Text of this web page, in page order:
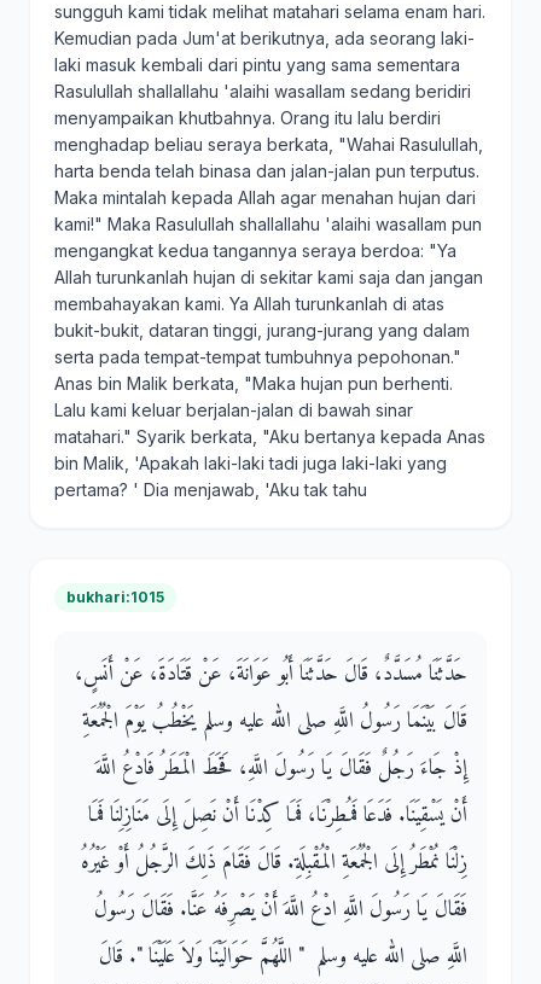
sungguh kami tidak melihat matahari selama enam hari.
Kemudian pada Jum'at berikutnya, ada seorang laki-
laki masuk kembali dari pintu yang sama sementara
Rasulullah shallallahu 'alaihi wasallam sedang beridiri
menyampaikan khutbahnya. Orang itu lalu berdiri
menghadap beliau seraya berkata, "Wahai Rasulullah,
harta benda telah binasa dan jalan-jalan pun terputus.
Maka mintalah kepada Allah agar menahan hujan dari
kami!" Maka Rasulullah shallallahu 'alaihi wasallam pun
mengangkat kedua tangannya seraya berdoa: "Ya
Allah turunkanlah hujan di sekitar kami saja dan jangan
membahayakan kami. Ya Allah turunkanlah di atas
bukit-bukit, dataran tinggi, jurang-jurang yang dalam
serta pada tempat-tempat tumbuhnya pepohonan."
Anas bin Malik berkata, "Maka hujan pun berhenti.
Lalu kami keluar berjalan-jalan di bawah sinar
matahari." Syarik berkata, "Aku bertanya kepada Anas
bin Malik, 'Apakah laki-laki tadi juga laki-laki yang
pertama? ' Dia menjawab, 'Aku tak tahu
bukhari:1015
حَدَّثَنَا مُسَدَّدٌ، قَالَ حَدَّثَنَا أَبُو عَوَانَةَ، عَنْ قَتَادَةَ، عَنْ أَنَسٍ،
قَالَ بَيْنَمَا رَسُولُ اللَّهِ صلى الله عليه وسلم يَخْطُبُ يَوْمَ الْجُمُعَةِ
إِذْ جَاءَ رَجُلٌ فَقَالَ يَا رَسُولَ اللَّهِ، قَحَطَ الْمَطَرُ فَادْعُ اللَّهَ
أَنْ يَسْقِيَنَا‏.‏ فَدَعَا فَمُطِرْنَا، فَمَا كِدْنَا أَنْ نَصِلَ إِلَى مَنَازِلِنَا فَمَا
زِلْنَا نُمْطَرُ إِلَى الْجُمُعَةِ الْمُقْبِلَةِ‏.‏ قَالَ فَقَامَ ذَلِكَ الرَّجُلُ أَوْ غَيْرُهُ
فَقَالَ يَا رَسُولَ اللَّهِ ادْعُ اللَّهَ أَنْ يَصْرِفَهُ عَنَّا‏.‏ فَقَالَ رَسُولُ
اللَّهِ صلى الله عليه وسلم ‏ "‏ اللَّهُمَّ حَوَالَيْنَا وَلاَ عَلَيْنَا ‏"‏‏.‏ قَالَ